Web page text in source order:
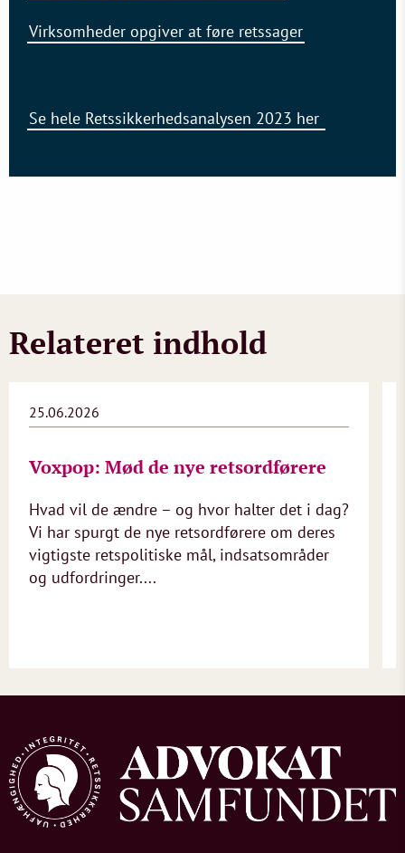
Virksomheder opgiver at føre retssager
Se hele Retssikkerhedsanalysen 2023 her
Relateret indhold
25.06.2026
Voxpop: Mød de nye retsordførere
Hvad vil de ændre – og hvor halter det i dag?
Vi har spurgt de nye retsordførere om deres
vigtigste retspolitiske mål, indsatsområder
og udfordringer....